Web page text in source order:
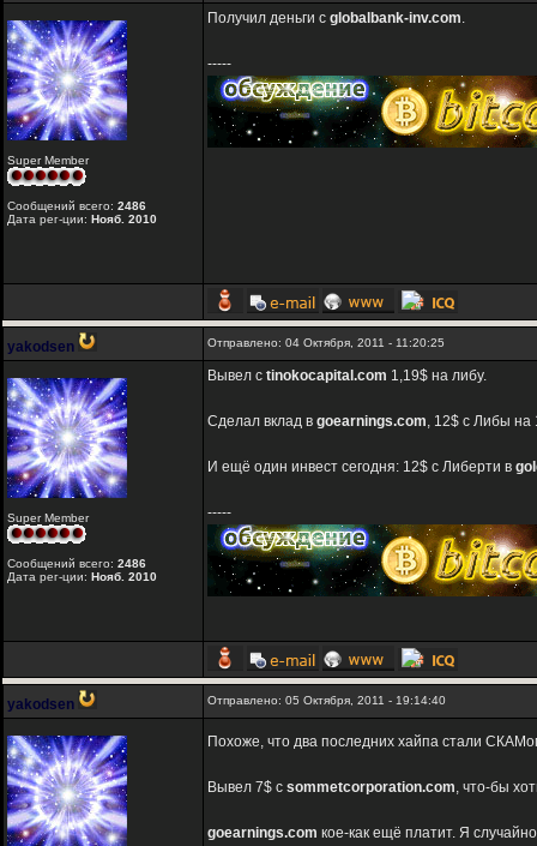
Super Member
Сообщений всего: 2486
Дата рег-ции: Нояб. 2010
Получил деньги с globalbank-inv.com.
-----
yakodsen Отправлено: 04 Октября, 2011 - 11:20:25
Super Member
Сообщений всего: 2486
Дата рег-ции: Нояб. 2010
Вывел с tinokocapital.com 1,19$ на либу.
Сделал вклад в goearnings.com, 12$ с Либы на
И ещё один инвест сегодня: 12$ c Либерти в
-----
yakodsen Отправлено: 05 Октября, 2011 - 19:14:40
Похоже, что два последних хайпа стали
Вывел 7$ c sommetcorporation.com, что-бы
goearnings.com кое-как ещё платит. Я